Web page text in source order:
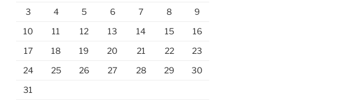
3
4 5 6 7 8
9
10
11 12 13 14 15
16
17
18 19 20 21 22
23
24
25 26 27 28 29
30
31